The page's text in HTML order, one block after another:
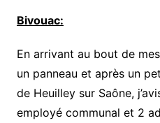
Bivouac:
En arrivant au bout de
un panneau et après un
de Heuilley sur Saône,
employé communal et 2